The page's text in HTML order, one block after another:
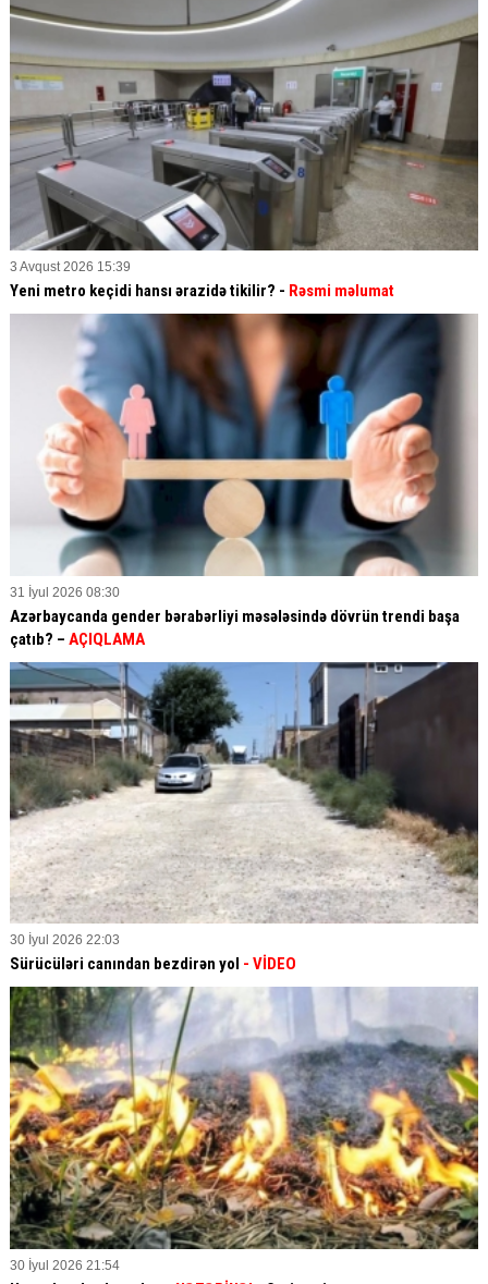
3 Avqust 2026 15:39
Yeni metro keçidi hansı ərazidə tikilir? - Rəsmi məlumat
31 İyul 2026 08:30
Azərbaycanda gender bərabərliyi məsələsində dövrün trendi başa
çatıb? – AÇIQLAMA
30 İyul 2026 22:03
Sürücüləri canından bezdirən yol - VİDEO
30 İyul 2026 21:54